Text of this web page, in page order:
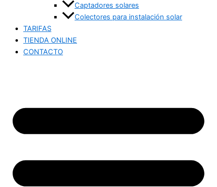
Captadores solares
Colectores para instalación solar
TARIFAS
TIENDA ONLINE
CONTACTO